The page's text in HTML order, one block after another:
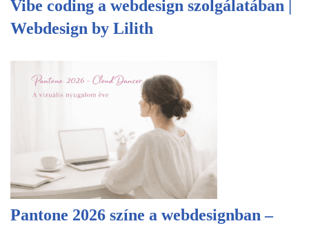
Vibe coding a webdesign szolgálatában |
Webdesign by Lilith
Pantone 2026 színe a webdesignban –